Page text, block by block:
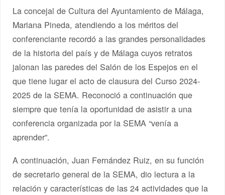
La concejal de Cultura del Ayuntamiento de Málaga,
Mariana Pineda, atendiendo a los méritos del
conferenciante recordó a las grandes personalidades
de la historia del país y de Málaga cuyos retratos
jalonan las paredes del Salón de los Espejos en el
que tiene lugar el acto de clausura del Curso 2024-
2025 de la SEMA. Reconoció a continuación que
siempre que tenía la oportunidad de asistir a una
conferencia organizada por la SEMA “venía a
aprender”.
A continuación, Juan Fernández Ruiz, en su función
de secretario general de la SEMA, dio lectura a la
relación y características de las 24 actividades que la